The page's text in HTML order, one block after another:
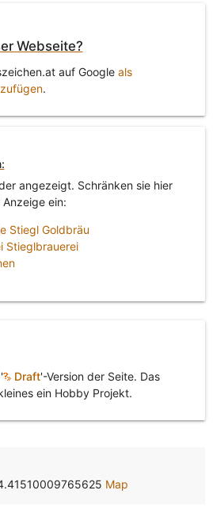
Webseite?
auf Google als
.
angezeigt. Schränken sie hier
ein:
Stiegl Goldbräu
Stieglbrauerei
Draft'-Version der Seite. Das
ein Hobby Projekt.
Map